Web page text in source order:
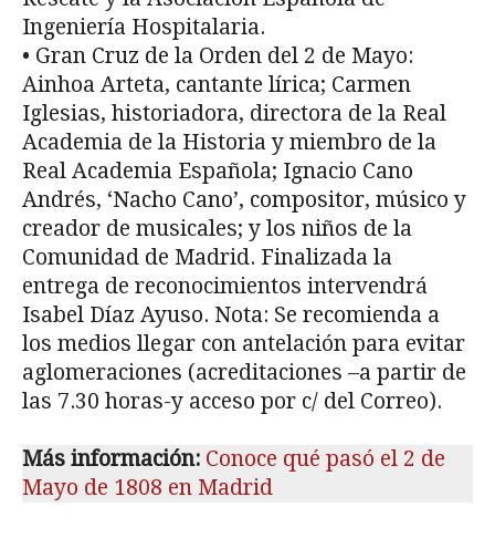
Ingeniería Hospitalaria.
• Gran Cruz de la Orden del 2 de Mayo:
Ainhoa Arteta, cantante lírica; Carmen
Iglesias, historiadora, directora de la Real
Academia de la Historia y miembro de la
Real Academia Española; Ignacio Cano
Andrés, ‘Nacho Cano’, compositor, músico y
creador de musicales; y los niños de la
Comunidad de Madrid. Finalizada la
entrega de reconocimientos intervendrá
Isabel Díaz Ayuso. Nota: Se recomienda a
los medios llegar con antelación para evitar
aglomeraciones (acreditaciones –a partir de
las 7.30 horas-y acceso por c/ del Correo).
Más información: Conoce qué pasó el 2 de
Mayo de 1808 en Madrid